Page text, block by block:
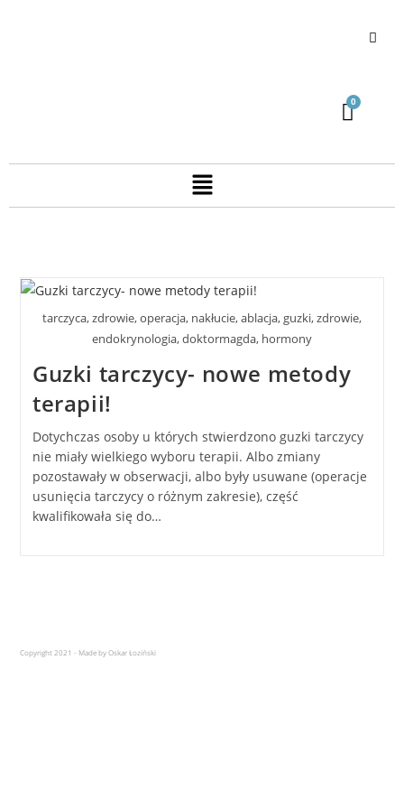
tarczyca, zdrowie, operacja, nakłucie, ablacja, guzki, zdrowie,
endokrynologia, doktormagda, hormony
Guzki tarczycy- nowe metody
terapii!
Dotychczas osoby u których stwierdzono guzki tarczycy
nie miały wielkiego wyboru terapii. Albo zmiany
pozostawały w obserwacji, albo były usuwane (operacje
usunięcia tarczycy o różnym zakresie), część
kwalifikowała się do…
Copyright 2021 - Made by Oskar Łoziński